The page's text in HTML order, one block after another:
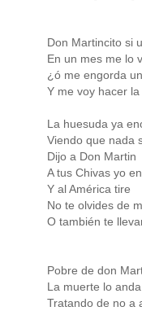
Don Martincito si
En un mes me lo
¿ó me engorda
Y me voy hacer la
La huesuda ya
Viendo que nada
Dijo a Don Martin
A tus Chivas yo
Y al América tire
No te olvides de
O también te
Pobre de don
La muerte lo
Tratando de no a